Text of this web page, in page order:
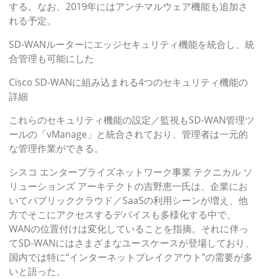
する。なお、2019年にはアンチマルウェア機能も追加さ
れる予定。
SD-WANルーターにエッジセキュリティ機能を統合し、統
合管理も可能にした
Cisco SD-WANに組み込まれる4つのセキュリティ機能の
詳細
これらのセキュリティ機能の設定／監視もSD-WAN管理ツ
ールの「vManage」と統合されており、管理者は一元的
な管理作業ができる。
シスコ エンタープライズネットワーク事業 テクニカル ソ
リューションズ アーキテクトの吉野恵一氏は、企業にお
いてパブリッククラウド／SaaSの利用シーンが増え、他
方でそこにアクセスするデバイスも多様化する中で、
WANの位置付けは変化していることを指摘。それに伴っ
てSD-WANにはさまざまなユースケースが登場しており、
国内では特に“インターネットブレイクアウト”の需要が多
いと語った。